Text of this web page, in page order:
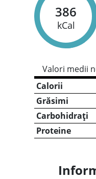
386
kCal
Valori medii
Calorii
Grăsimi
Carbohidrați
Proteine